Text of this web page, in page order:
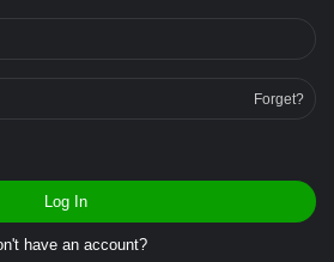
Forget?
Log In
have an account?